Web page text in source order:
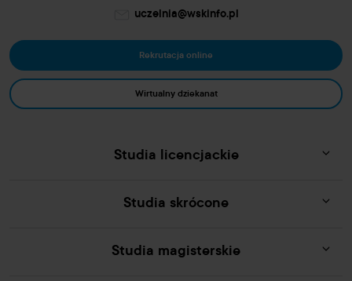
uczelnia@wskinfo.pl
Rekrutacja online
Wirtualny dziekanat
Studia licencjackie
Studia skrócone
Studia magisterskie